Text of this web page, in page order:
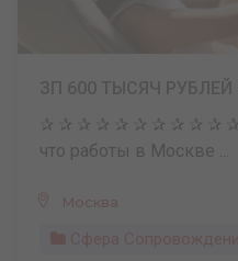
✰ ✰ ✰ ✰ ✰ ✰ ✰ ✰ ✰ ✰ ✰
что работы в Москве ...
Москва
Сфера